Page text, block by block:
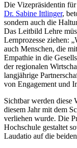
Die Vizepräsidentin
Dr. Sabine Ittlinger,
sondern auch die
Das Leitbild Lehre
Lernprozesse ziehen:
auch Menschen, die
Empathie in die
der regionalen
langjährige
von Engagement und
Sichtbar werden diese
diesem Jahr mit dem
verliehen wurde. Die
Hochschule gestaltet
Laudatio auf die